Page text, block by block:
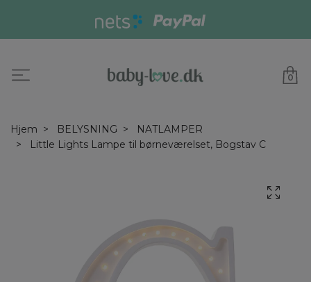
0
Hjem BELYSNING
NATLAMPER
Little Lights Lampe til børneværelset, Bogstav C